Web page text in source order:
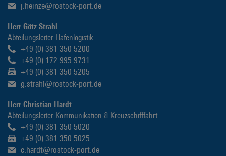
j.heinze@rostock-port.de
Herr Götz Strahl
Abteilungsleiter Hafenlogistik
+49 (0) 381 350 5200
+49 (0) 172 995 9731
+49 (0) 381 350 5205
g.strahl@rostock-port.de
Herr Christian Hardt
Abteilungsleiter Kommunikation & Kreuzschifffahrt
+49 (0) 381 350 5020
+49 (0) 381 350 5025
c.hardt@rostock-port.de